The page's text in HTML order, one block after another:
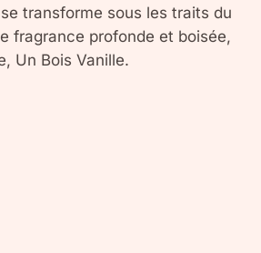
transforme sous les traits du
fragrance profonde et boisée,
Un Bois Vanille.